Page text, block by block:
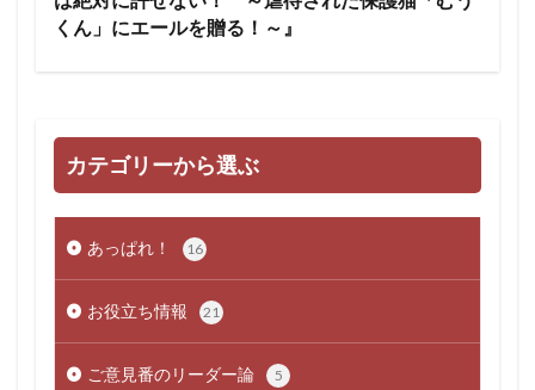
くん」にエールを贈る！～』
カテゴリーから選ぶ
あっぱれ！ 16
お役立ち情報 21
ご意見番のリーダー論 5